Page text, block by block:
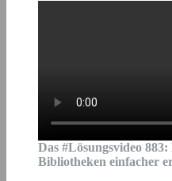
Das #Lösungsvideo 883:
Bibliotheken einfacher